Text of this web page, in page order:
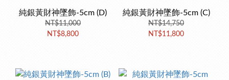
純銀黃財神墜飾-5cm (D)
NT$11,000
NT$8,800
純銀黃財神墜飾-5cm (C)
NT$14,750
NT$11,800